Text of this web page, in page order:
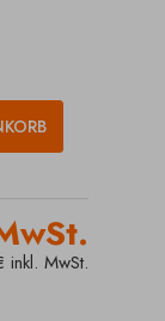
MwSt.